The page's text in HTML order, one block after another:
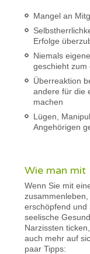
Mangel an
Erfolge
Niemals
geschieht zum
Überreaktion
andere für die
machen
Lügen,
Angehörigen
Wie man mit
Wenn Sie mit
erschöpfend und
seelische
Narzissten
auch mehr auf
paar Tipps: